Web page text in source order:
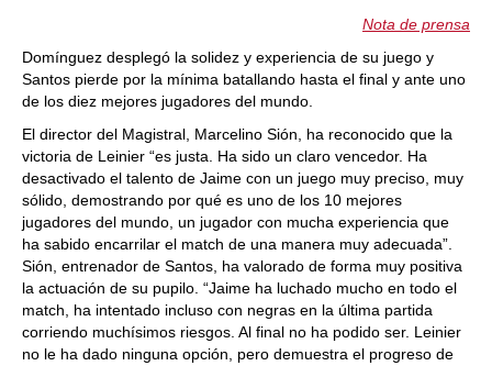
Nota de prensa
Domínguez desplegó la solidez y experiencia de su juego y
Santos pierde por la mínima batallando hasta el final y ante uno
de los diez mejores jugadores del mundo.
El director del Magistral, Marcelino Sión, ha reconocido que la
victoria de Leinier “es justa. Ha sido un claro vencedor. Ha
desactivado el talento de Jaime con un juego muy preciso, muy
sólido, demostrando por qué es uno de los 10 mejores
jugadores del mundo, un jugador con mucha experiencia que
ha sabido encarrilar el match de una manera muy adecuada”.
Sión, entrenador de Santos, ha valorado de forma muy positiva
la actuación de su pupilo. “Jaime ha luchado mucho en todo el
match, ha intentado incluso con negras en la última partida
corriendo muchísimos riesgos. Al final no ha podido ser. Leinier
no le ha dado ninguna opción, pero demuestra el progreso de